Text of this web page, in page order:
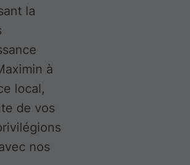
la
à
local,
de vos
nos